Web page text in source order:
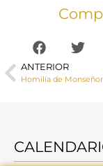
ANTERIOR